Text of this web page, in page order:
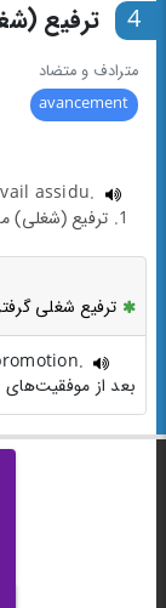
4 ترفیع
مترادف و متضاد
avancement
assidu.
1. ترفیع (شغلی) من نتیجه یک کار طاقت‌فرسا است.
ترفیع شغلی
بعد از